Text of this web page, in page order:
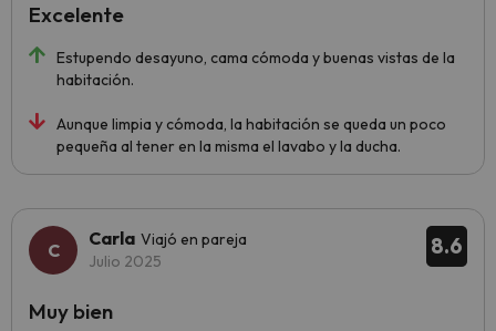
Estupendo desayuno, cama cómoda y buenas vistas de la
habitación.
Aunque limpia y cómoda, la habitación se queda un poco
pequeña al tener en la misma el lavabo y la ducha.
Excelente
8.6
Carla Viajó en pareja
Julio 2025
Muy bien